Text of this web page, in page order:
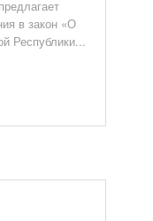
в закон «О
Республики...